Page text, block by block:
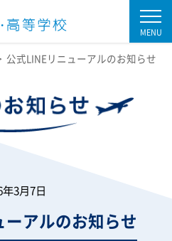
MENU
公式LINEリニューアルのお知らせ
3月7日
アルのお知らせ